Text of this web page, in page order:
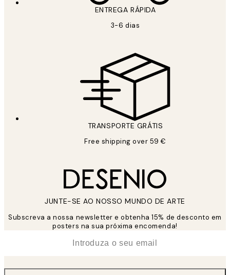
ENTREGA RÁPIDA
3-6 dias
TRANSPORTE GRÁTIS
Free shipping over 59 €
JUNTE-SE AO NOSSO MUNDO DE ARTE
Subscreva a nossa newsletter e obtenha 15% de desconto em
posters na sua próxima encomenda!